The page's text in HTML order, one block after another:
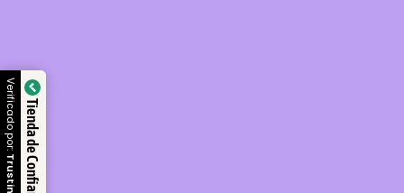
Tienda de Confianza
Verificado por: